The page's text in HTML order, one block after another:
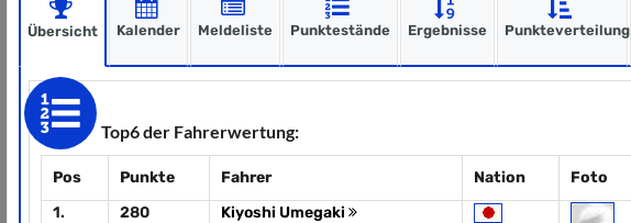
Übersicht Kalender Meldeliste Punktestände Ergebnisse Punkteverteilung
Top6 der Fahrerwertung:
Pos Punkte Fahrer Nation
Foto
1.
280
Kiyoshi Umegaki